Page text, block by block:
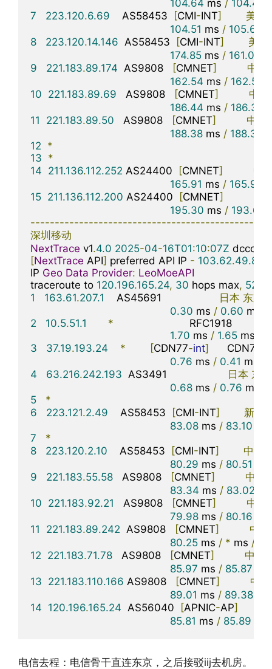
104.64 ms / 104.44
7
223.120.6.69
    AS58453
[CMI-INT] 美国
104.51 ms / 105.64
8
223.120.14.146
  AS58453
[CMI-INT]
美国
174.85 ms / 161.07
9
221.183.89.174
  AS9808
[CMNET] 中国
162.54 ms / 162.50
10 221.183.89.69
   AS9808
[CMNET]
中国
186.44 ms / 186.35
11
221.183.89.50
   AS9808
[CMNET] 中国
188.38 ms / 188.39
12 *
13 *
14 211.136.112.252 AS24400 [CMNET]
165.91 ms / 165.93
15 211.136.112.200 AS24400 [CMNET]
195.30 ms / 193.65
深圳移动
NextTrace v1.4.0 2025-04-16T01:10:07Z
[NextTrace API] preferred API IP - 103.62.49.83
IP Geo Data Provider: LeoMoeAPI
traceroute to 120.196.165.24, 30 hops max, 52
1
163.61.207.1
    AS45691
日本 东京
0.30 ms / 0.60 ms
2
10.5.51.1 *
                         RFC1918
1.70 ms / 1.65 ms
3
37.19.193.24 * [CDN77-int]
      CDN77
0.76 ms / 0.41 ms
4
63.216.242.193
  AS3491
日本 东
0.68 ms / 0.76 ms
5
*
6
223.121.2.49
    AS58453
[CMI-INT]
新加
83.08 ms / 83.10
7
*
8
223.120.2.10
    AS58453
[CMI-INT] 中国
80.29 ms / 80.51
9
221.183.55.58
   AS9808
[CMNET] 中国
83.34 ms / 83.02
10 221.183.92.21
   AS9808
[CMNET] 中国
79.98 ms / 80.16
11
221.183.89.242
  AS9808
[CMNET]
中国
80.25 ms / * ms /
12 221.183.71.78
   AS9808
[CMNET] 中国
85.97 ms / 85.87
13 221.183.110.166 AS9808 [CMNET]
中国
89.01 ms / 89.38
14 120.196.165.24
  AS56040
[APNIC-AP]
85.81 ms / 85.89
电信去程：电信骨干直连东京，之后接驳iij去机房。